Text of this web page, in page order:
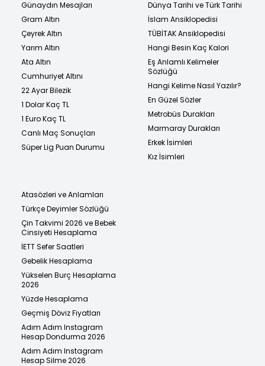
Günaydın Mesajları
Gram Altın
Çeyrek Altın
Yarım Altın
Ata Altın
Cumhuriyet Altını
22 Ayar Bilezik
1 Dolar Kaç TL
1 Euro Kaç TL
Canlı Maç Sonuçları
Süper Lig Puan Durumu
Dünya Tarihi ve Türk Tarihi
İslam Ansiklopedisi
TÜBİTAK Ansiklopedisi
Hangi Besin Kaç Kalori
Eş Anlamlı Kelimeler
Sözlüğü
Hangi Kelime Nasıl Yazılır?
En Güzel Sözler
Metrobüs Durakları
Marmaray Durakları
Erkek İsimleri
Kız İsimleri
Atasözleri ve Anlamları
Türkçe Deyimler Sözlüğü
Çin Takvimi 2026 ve Bebek
Cinsiyeti Hesaplama
İETT Sefer Saatleri
Gebelik Hesaplama
Yükselen Burç Hesaplama
2026
Yüzde Hesaplama
Geçmiş Döviz Fiyatları
Adım Adım Instagram
Hesap Dondurma 2026
Adım Adım Instagram
Hesap Silme 2026